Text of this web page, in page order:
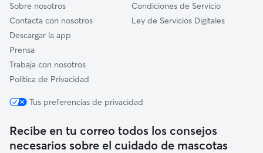
Sobre nosotros
Contacta con nosotros
Descargar la app
Prensa
Trabaja con nosotros
Política de Privacidad
Condiciones de Servicio
Ley de Servicios Digitales
Tus preferencias de privacidad
Recibe en tu correo todos los consejos
necesarios sobre el cuidado de mascotas